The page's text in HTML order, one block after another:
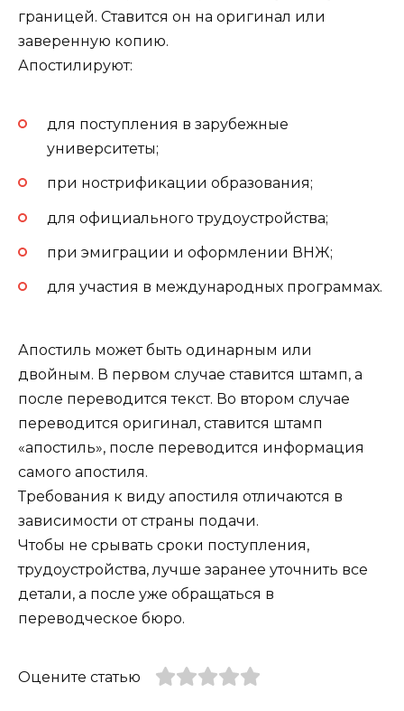
границей. Ставится он на оригинал или
заверенную копию.
Апостилируют:
для поступления в зарубежные
университеты;
при нострификации образования;
для официального трудоустройства;
при эмиграции и оформлении ВНЖ;
для участия в международных программах.
Апостиль может быть одинарным или
двойным. В первом случае ставится штамп, а
после переводится текст. Во втором случае
переводится оригинал, ставится штамп
«апостиль», после переводится информация
самого апостиля.
Требования к виду апостиля отличаются в
зависимости от страны подачи.
Чтобы не срывать сроки поступления,
трудоустройства, лучше заранее уточнить все
детали, а после уже обращаться в
переводческое бюро.
Оцените статью